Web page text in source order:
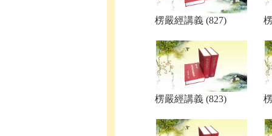
楞嚴經講義 (827)
楞嚴經講義 (823)